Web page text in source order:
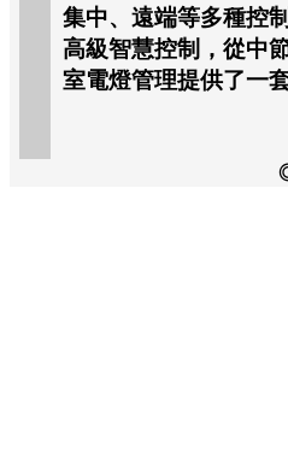
集中、遠端等多種控
高級智慧控制，從中
室電燈管理提供了一